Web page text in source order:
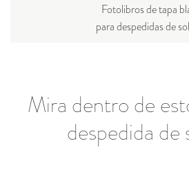
Fotolibros de tapa
para despedidas de
Mira dentro de
despedida de